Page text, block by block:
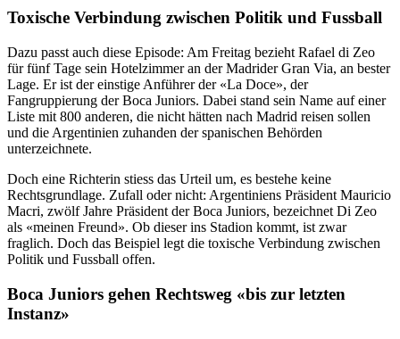
Toxische Verbindung zwischen Politik und Fussball
Dazu passt auch diese Episode: Am Freitag bezieht Rafael di Zeo
für fünf Tage sein Hotelzimmer an der Madrider Gran Via, an bester
Lage. Er ist der einstige Anführer der «La Doce», der
Fangruppierung der Boca Juniors. Dabei stand sein Name auf einer
Liste mit 800 anderen, die nicht hätten nach Madrid reisen sollen
und die Argentinien zuhanden der spanischen Behörden
unterzeichnete.
Doch eine Richterin stiess das Urteil um, es bestehe keine
Rechtsgrundlage. Zufall oder nicht: Argentiniens Präsident Mauricio
Macri, zwölf Jahre Präsident der Boca Juniors, bezeichnet Di Zeo
als «meinen Freund». Ob dieser ins Stadion kommt, ist zwar
fraglich. Doch das Beispiel legt die toxische Verbindung zwischen
Politik und Fussball offen.
Boca Juniors gehen Rechtsweg «bis zur letzten
Instanz»